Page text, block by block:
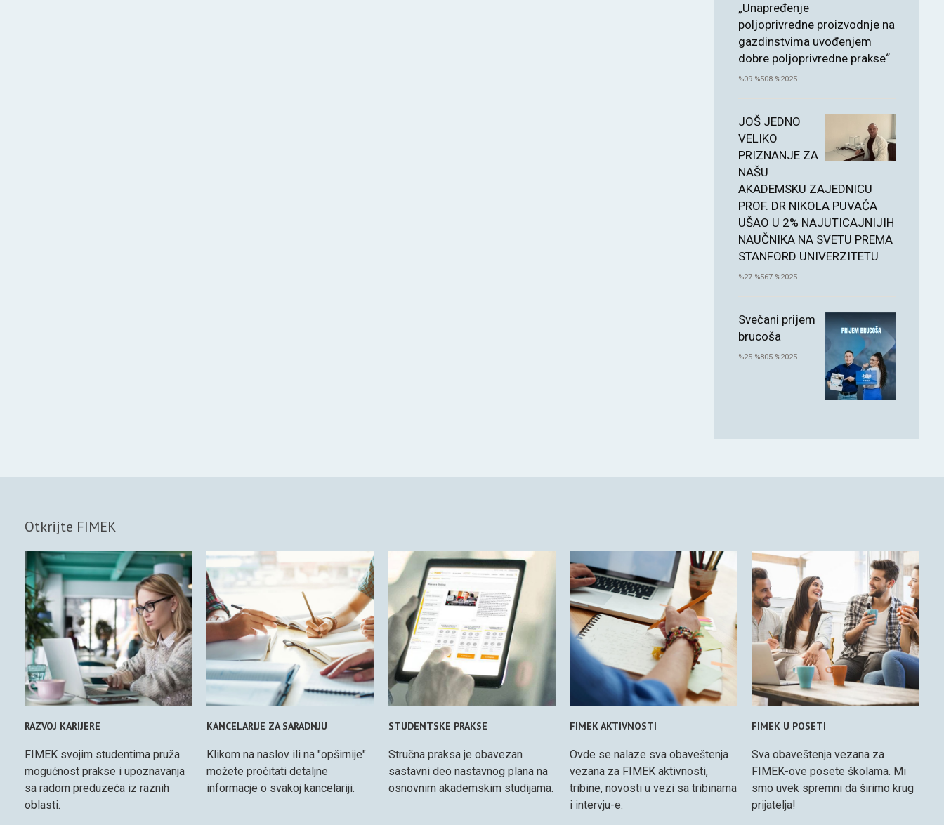
„Unapređenje
poljoprivredne proizvodnje na
gazdinstvima uvođenjem
dobre poljoprivredne prakse“
%09 %508 %2025
JOŠ JEDNO
VELIKO
PRIZNANJE ZA
NAŠU
AKADEMSKU ZAJEDNICU
PROF. DR NIKOLA PUVAČA
UŠAO U 2% NAJUTICAJNIJIH
NAUČNIKA NA SVETU PREMA
STANFORD UNIVERZITETU
%27 %567 %2025
Svečani prijem
brucoša
%25 %805 %2025
Otkrijte FIMEK
RAZVOJ KARIJERE
FIMEK svojim studentima pruža
mogućnost prakse i upoznavanja
sa radom preduzeća iz raznih
oblasti.
KANCELARIJE ZA SARADNJU
Klikom na naslov ili na "opširnije"
možete pročitati detaljne
informacje o svakoj kancelariji.
STUDENTSKE PRAKSE
Stručna praksa je obavezan
sastavni deo nastavnog plana na
osnovnim akademskim studijama.
FIMEK AKTIVNOSTI
Ovde se nalaze sva obaveštenja
vezana za FIMEK aktivnosti,
tribine, novosti u vezi sa tribinama
i intervju-e.
FIMEK U POSETI
Sva obaveštenja vezana za
FIMEK-ove posete školama. Mi
smo uvek spremni da širimo krug
prijatelja!